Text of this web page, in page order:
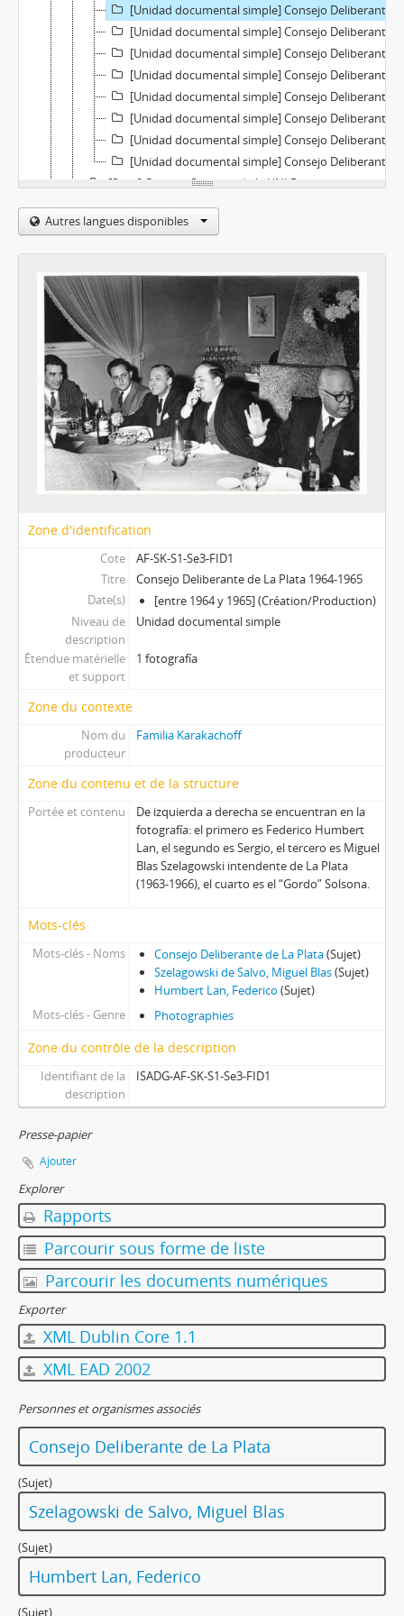
[Unidad documental simple] Consejo Deliberante de La Plata 1964-1965
[Unidad documental simple] Consejo Deliberante de La Plata 1964-1965
[Unidad documental simple] Consejo Deliberante de La Plata 1964-1965
[Unidad documental simple] Consejo Deliberante de La Plata 1964-1965
[Unidad documental simple] Consejo Deliberante de La Plata 1964-1965
[Unidad documental simple] Consejo Deliberante de La Plata 1964-1965
[Unidad documental simple] Consejo Deliberante de La Plata 1964-1965
[Unidad documental simple] Consejo Deliberante de La Plata 1964-1965
[Serie] Consejo Superior de la UNLP
[Serie] Despedida de estudiante de Roberto Irigoyen
[Serie] Eddie fotógrafo
[Serie] Laboratorios fotográficos STELLA
[Serie] Unión Universitaria triunfa
[Serie] Viaje a Bariloche
[Serie] Sin clasificar
[Sección] Periodicos
[Sección] Conferencias
[Sección] Boletas
[Sección] SK Preso
[Sección] Escritos
[Sección] Viajes familiares
Autres langues disponibles
Zone d'identification
Cote
AF-SK-S1-Se3-FID1
Titre
Consejo Deliberante de La Plata 1964-1965
Date(s)
[entre 1964 y 1965] (Création/Production)
Niveau de
description
Unidad documental simple
Étendue matérielle
et support
1 fotografía
Zone du contexte
Nom du
producteur
Familia Karakachoff
Zone du contenu et de la structure
Portée et contenu
De izquierda a derecha se encuentran en la
fotografía: el primero es Federico Humbert
Lan, el segundo es Sergio, el tercero es Miguel
Blas Szelagowski intendente de La Plata
(1963-1966), el cuarto es el “Gordo” Solsona.
Mots-clés
Mots-clés - Noms Consejo Deliberante de La Plata(Sujet)
Szelagowski de Salvo, Miguel Blas(Sujet)
Humbert Lan, Federico (Sujet)
Mots-clés - Genre
Photographies
Zone du contrôle de la description
Identifiant de la
description
ISADG-AF-SK-S1-Se3-FID1
Presse-papier
Ajouter
Explorer
Rapports
Parcourir sous forme de liste
Parcourir les documents numériques
Exporter
XML Dublin Core 1.1
XML EAD 2002
Personnes et organismes associés
Consejo Deliberante de La Plata
(Sujet)
Szelagowski de Salvo, Miguel Blas
(Sujet)
Humbert Lan, Federico
(Sujet)